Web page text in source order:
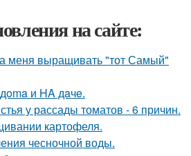
на сайте:
меня выращивать "тот Самый"
и HA дaчe.
у рассады томатов - 6 причин.
картофеля.
чесночной воды.